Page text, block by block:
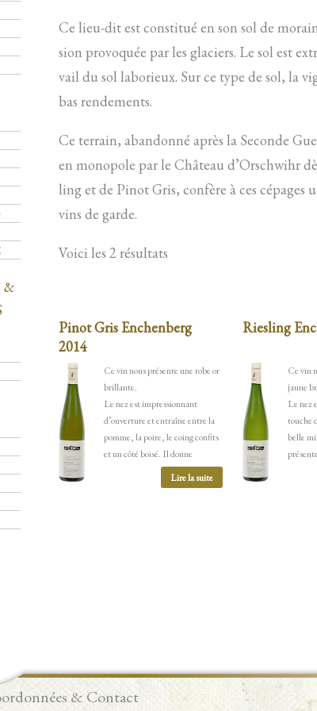
&
Ce lieu-dit est consti­tué en son sol de
sion pro­vo­quée par les gla­ciers. Le sol est
vail du sol la­bo­rieux. Sur ce type de sol, la
bas ren­de­ments.
Ce ter­rain, aban­donné après la Se­conde
en mo­no­pole par le Châ­teau d’Or­sch­wihr
ling et de Pi­not Gris, confère à ces cé­pages
vins de garde.
Voici les 2 résultats
Pinot Gris Enchenberg
2014
Ce vin nous présente une robe or
brillante.
Le nez est impressionnant
d’ouverture et entraîne entre la
pomme, la poire, le coing confits
et un côté boisé. Il donne
vraiment une impression que ce
vin va être sucré, mais…
vue mais passée la première
surprise, on découvre avec
curiosité les multiples facettes de
Lire la suite
Riesling
Ce vin
jaune
Le nez
touche
belle
En
& Contact